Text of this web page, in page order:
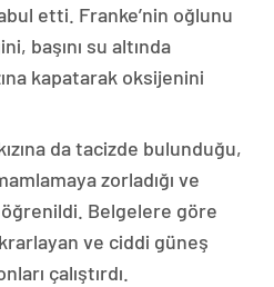
etti. Franke’nin oğlunu
başını su altında
kapatarak oksijenini
da tacizde bulunduğu,
zorladığı ve
Belgelere göre
ve ciddi güneş
çalıştırdı.